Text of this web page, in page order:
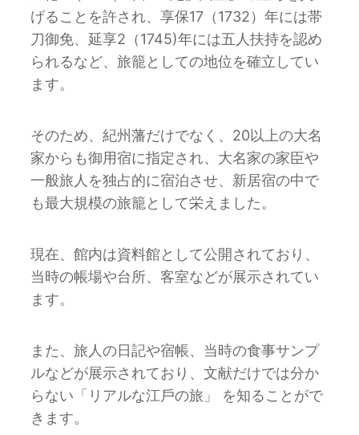
げることを許され、享保17（1732）年には帯
刀御免、延享2（1745)年には五人扶持を認め
られるなど、旅籠としての地位を確立してい
ます。
そのため、紀州藩だけでなく、20以上の大名
家からも御用宿に指定され、大名家の家臣や
一般旅人を独占的に宿泊させ、新居宿の中で
も最大規模の旅籠として栄えました。
現在、館内は資料館として公開されており、
当時の帳場や台所、客室などが展示されてい
ます。
また、旅⼈の⽇記や宿帳、当時の⾷事サンプ
ルなどが展⽰されており、⽂献だけでは分か
らない「リアルな江⼾の旅」 を知ることがで
きます。